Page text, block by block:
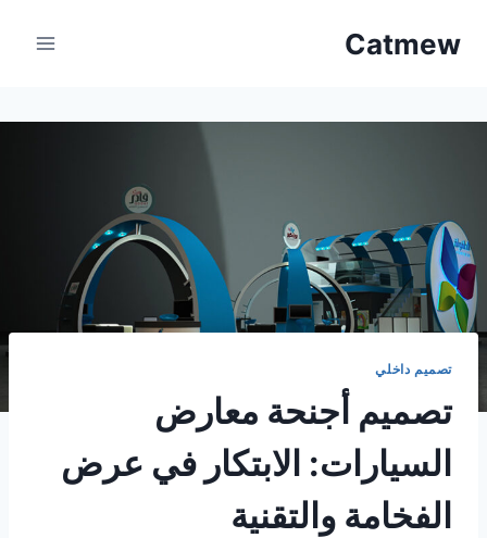
Catmew
تصميم داخلي
تصميم أجنحة معارض
السيارات: الابتكار في عرض
الفخامة والتقنية